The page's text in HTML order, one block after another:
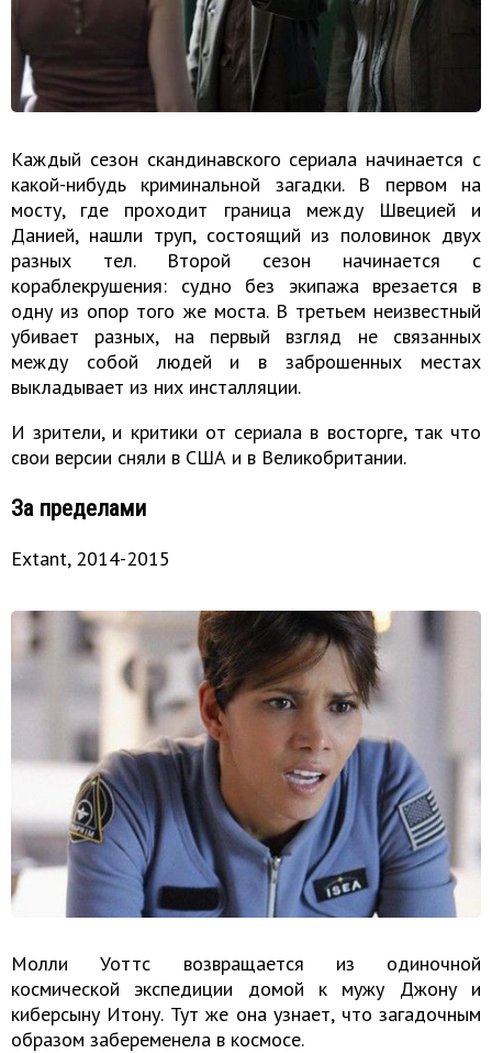
Каждый сезон скандинавского сериала начинается с
какой-нибудь криминальной загадки. В первом на
мосту, где проходит граница между Швецией и
Данией, нашли труп, состоящий из половинок двух
разных тел. Второй сезон начинается с
кораблекрушения: судно без экипажа врезается в
одну из опор того же моста. В третьем неизвестный
убивает разных, на первый взгляд не связанных
между собой людей и в заброшенных местах
выкладывает из них инсталляции.
И зрители, и критики от сериала в восторге, так что
свои версии сняли в США и в Великобритании.
За пределами
Extant, 2014-2015
Молли Уоттс возвращается из одиночной
космической экспедиции домой к мужу Джону и
киберсыну Итону. Тут же она узнает, что загадочным
образом забеременела в космосе.